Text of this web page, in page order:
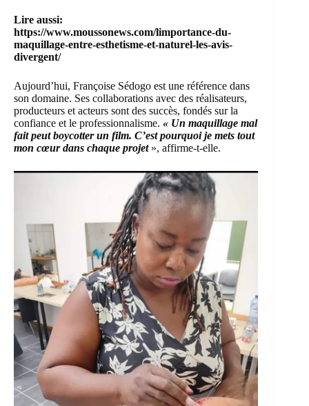
Lire aussi:
https://www.moussonews.com/limportance-du-
maquillage-entre-esthetisme-et-naturel-les-avis-
divergent/
Aujourd’hui, Françoise Sédogo est une référence dans
son domaine. Ses collaborations avec des réalisateurs,
producteurs et acteurs sont des succès, fondés sur la
confiance et le professionnalisme. « Un maquillage mal
fait peut boycotter un film. C’est pourquoi je mets tout
mon cœur dans chaque projet», affirme-t-elle.